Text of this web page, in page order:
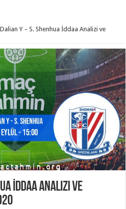
Dalian Y – S. Shenhua İddaa Analizi ve
İddaa Analizi ve